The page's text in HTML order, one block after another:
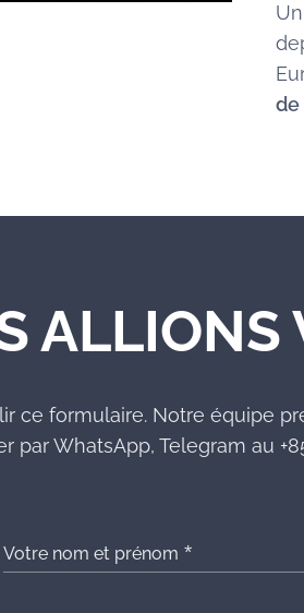
de
ALLIONS
ce formulaire. Notre équipe
WhatsApp, Telegram au
Votre nom et prénom